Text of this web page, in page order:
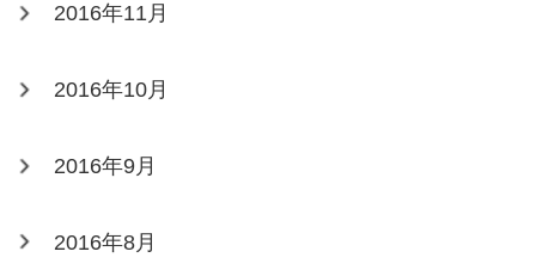
2016年11月
2016年10月
2016年9月
2016年8月